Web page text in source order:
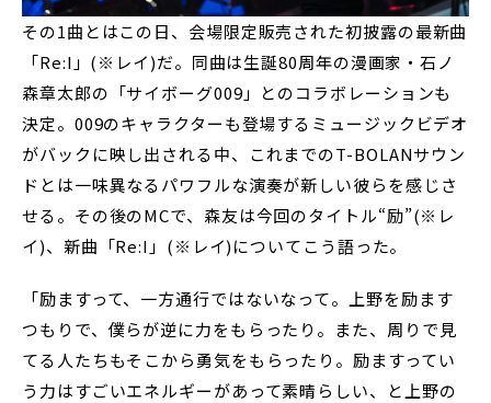
その1曲とはこの日、会場限定販売された初披露の最新曲
「Re:I」(※レイ)だ。同曲は生誕80周年の漫画家・石ノ
森章太郎の「サイボーグ009」とのコラボレーションも
決定。009のキャラクターも登場するミュージックビデオ
がバックに映し出される中、これまでのT-BOLANサウン
ドとは一味異なるパワフルな演奏が新しい彼らを感じさ
せる。その後のMCで、森友は今回のタイトル“励”(※レ
イ)、新曲「Re:I」(※レイ)についてこう語った。
「励ますって、一方通行ではないなって。上野を励ます
つもりで、僕らが逆に力をもらったり。また、周りで見
てる人たちもそこから勇気をもらったり。励ますってい
う力はすごいエネルギーがあって素晴らしい、と上野の